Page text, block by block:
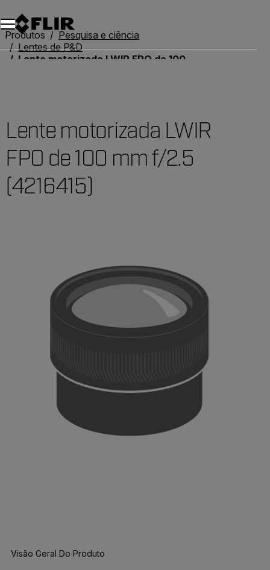
Produtos
Pesquisa e ciência
Lentes de P&D
Lente motorizada LWIR FPO de 100 mm f/2.5 (4216415)
Lente motorizada LWIR
FPO de 100 mm f/2.5
(4216415)
Visão Geral Do Produto